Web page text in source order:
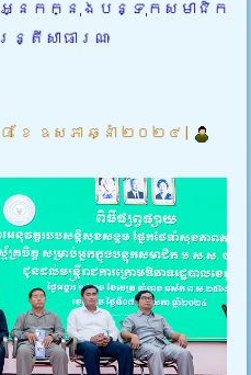
ប់អ្នកក្នុងបន្ទុកសមាជិក
ត្រីសាធារណៈ
ខែ ឧសភា ឆ្នាំ ២០២៤